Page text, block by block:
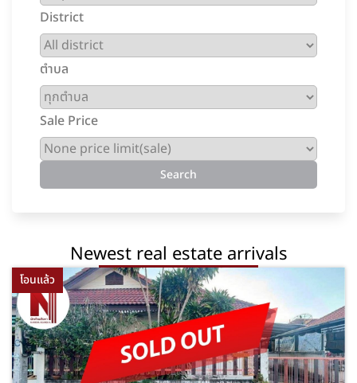
District
ตำบล
Sale Price
Newest real estate arrivals
โอนแล้ว